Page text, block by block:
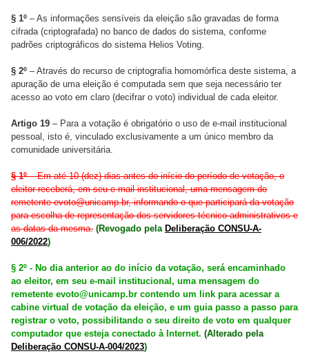
§ 1º – As informações sensíveis da eleição são gravadas de forma
cifrada (criptografada) no banco de dados do sistema, conforme
padrões criptográficos do sistema Helios Voting.
§ 2º – Através do recurso de criptografia homomórfica deste sistema, a
apuração de uma eleição é computada sem que seja necessário ter
acesso ao voto em claro (decifrar o voto) individual de cada eleitor.
Artigo 19 – Para a votação é obrigatório o uso de e-mail institucional
pessoal, isto é, vinculado exclusivamente a um único membro da
comunidade universitária.
§ 1º– Em até 10 (dez) dias antes do início do período de votação, o
eleitor receberá, em seu e-mail institucional, uma mensagem do
remetente evoto@unicamp.br, informando-o que participará da votação
para escolha de representação dos servidores técnico-administrativos e
as datas da mesma. (Revogado pela Deliberação CONSU-A-
006/2022)
§ 2º - No dia anterior ao do início da votação, será encaminhado
ao eleitor, em seu e-mail institucional, uma mensagem do
remetente evoto@unicamp.br contendo um link para acessar a
cabine virtual de votação da eleição, e um guia passo a passo para
registrar o voto, possibilitando o seu direito de voto em qualquer
computador que esteja conectado à Internet. (Alterado pela
Deliberação CONSU-A-004/2023)